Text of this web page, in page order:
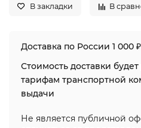
В закладки В
Доставка по России 1 000 ₽
Стоимость доставки
тарифам транспортной
выдачи
Не является публичной